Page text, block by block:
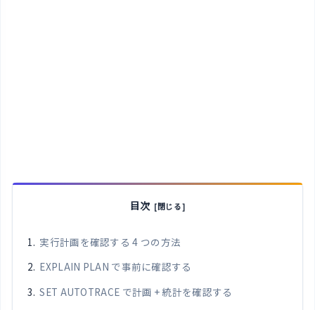
目次
実行計画を確認する 4 つの方法
EXPLAIN PLAN で事前に確認する
SET AUTOTRACE で計画 + 統計を確認する